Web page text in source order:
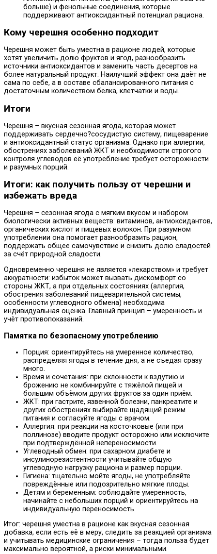
больше) и фенольные соединения, которые
поддерживают антиоксидантный потенциал рациона.
Кому черешня особенно подходит
Черешня может быть уместна в рационе людей, которые
хотят увеличить долю фруктов и ягод, разнообразить
источники антиоксидантов и заменить часть десертов на
более натуральный продукт. Наилучший эффект она даёт не
сама по себе, а в составе сбалансированного питания с
достаточным количеством белка, клетчатки и воды.
Итоги
Черешня – вкусная сезонная ягода, которая может
поддерживать сердечно?сосудистую систему, пищеварение
и антиоксидантный статус организма. Однако при аллергии,
обострениях заболеваний ЖКТ и необходимости строгого
контроля углеводов её употребление требует осторожности
и разумных порций.
Итоги: как получить пользу от черешни и
избежать вреда
Черешня – сезонная ягода с мягким вкусом и набором
биологически активных веществ: витаминов, антиоксидантов,
органических кислот и пищевых волокон. При разумном
употреблении она помогает разнообразить рацион,
поддержать общее самочувствие и снизить долю сладостей
за счёт природной сладости.
Одновременно черешня не является «лекарством» и требует
аккуратности: избыток может вызвать дискомфорт со
стороны ЖКТ, а при отдельных состояниях (аллергия,
обострения заболеваний пищеварительной системы,
особенности углеводного обмена) необходима
индивидуальная оценка. Главный принцип – умеренность и
учёт противопоказаний.
Памятка по безопасному употреблению
Порция: ориентируйтесь на умеренное количество,
распределяя ягоды в течение дня, а не съедая сразу
много.
Время и сочетания: при склонности к вздутию и
брожению не комбинируйте с тяжёлой пищей и
большим объёмом других фруктов за один приём.
ЖКТ: при гастрите, язвенной болезни, панкреатите и
других обострениях выбирайте щадящий режим
питания и согласуйте ягоды с врачом.
Аллергия: при реакции на косточковые (или при
поллинозе) вводите продукт осторожно или исключите
при подтверждённой непереносимости.
Углеводный обмен: при сахарном диабете и
инсулинорезистентности учитывайте общую
углеводную нагрузку рациона и размер порции.
Гигиена: тщательно мойте ягоды, не употребляйте
повреждённые или подозрительно мягкие плоды.
Детям и беременным: соблюдайте умеренность,
начинайте с небольших порций и ориентируйтесь на
индивидуальную переносимость.
Итог: черешня уместна в рационе как вкусная сезонная
добавка, если есть её в меру, следить за реакцией организма
и учитывать медицинские ограничения – тогда польза будет
максимально вероятной, а риски минимальными.